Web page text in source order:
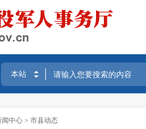
闻中心 >市县动态